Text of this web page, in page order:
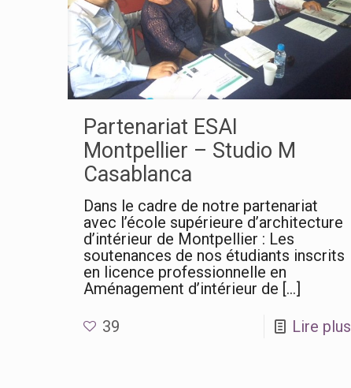
Partenariat ESAI
Montpellier – Studio M
Casablanca
Dans le cadre de notre partenariat
avec l’école supérieure d’architecture
d’intérieur de Montpellier : Les
soutenances de nos étudiants inscrits
en licence professionnelle en
Aménagement d’intérieur de […]
39
Lire plus